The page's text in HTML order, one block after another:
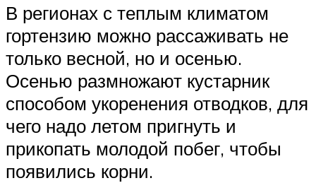
В регионах с теплым климатом
гортензию можно рассаживать не
только весной, но и осенью.
Осенью размножают кустарник
способом укоренения отводков, для
чего надо летом пригнуть и
прикопать молодой побег, чтобы
появились корни.